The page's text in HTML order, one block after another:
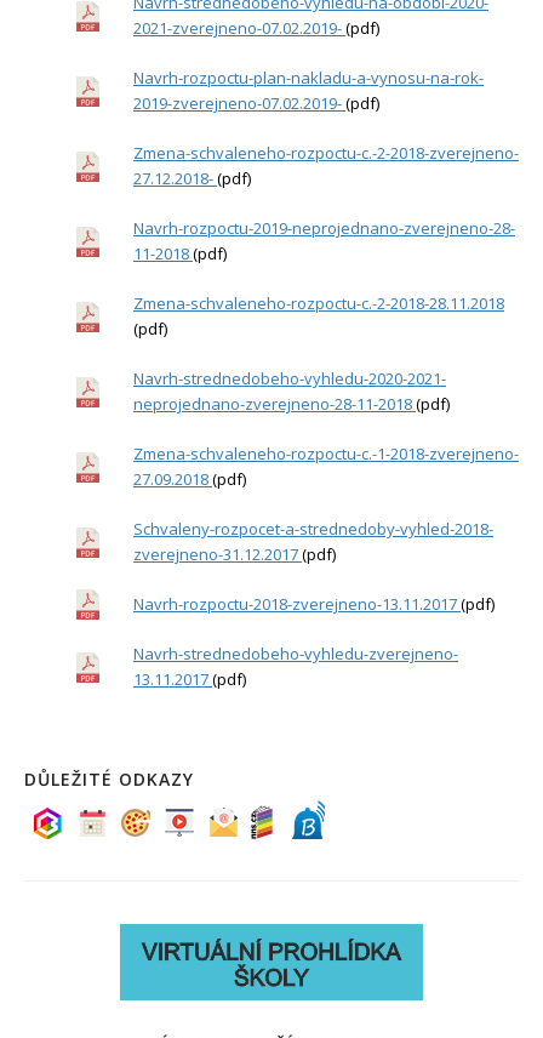
2021-zverejneno-07.02.2019-(pdf)
Navrh-rozpoctu-plan-nakladu-a-vynosu-na-rok-
2019-zverejneno-07.02.2019-(pdf)
Zmena-schvaleneho-rozpoctu-c.-2-2018-zverejneno-
27.12.2018-(pdf)
Navrh-rozpoctu-2019-neprojednano-zverejneno-28-
11-2018(pdf)
Zmena-schvaleneho-rozpoctu-c.-2-2018-28.11.2018
(pdf)
Navrh-strednedobeho-vyhledu-2020-2021-
neprojednano-zverejneno-28-11-2018(pdf)
Zmena-schvaleneho-rozpoctu-c.-1-2018-zverejneno-
27.09.2018(pdf)
Schvaleny-rozpocet-a-strednedoby-vyhled-2018-
zverejneno-31.12.2017(pdf)
Navrh-rozpoctu-2018-zverejneno-13.11.2017(pdf)
Navrh-strednedobeho-vyhledu-zverejneno-
13.11.2017(pdf)
DŮLEŽITÉ ODKAZY